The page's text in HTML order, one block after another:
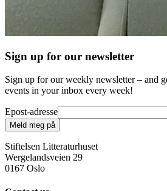
Sign up for our newsletter
Sign up for our weekly newsletter – and
events in your inbox every week!
Epost-adresse
Meld meg på
Stiftelsen Litteraturhuset
Wergelandsveien 29
0167 Oslo